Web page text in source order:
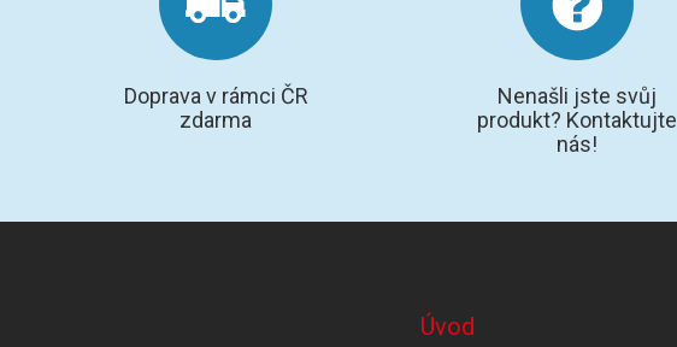
Doprava v rámci ČR
zdarma
Nenašli jste svůj
produkt? Kontaktujte
nás!
Úvod